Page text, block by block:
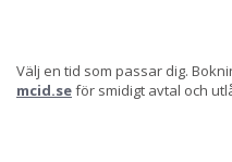
Välj en tid som passar dig.
mcid.seför smidigt avtal och